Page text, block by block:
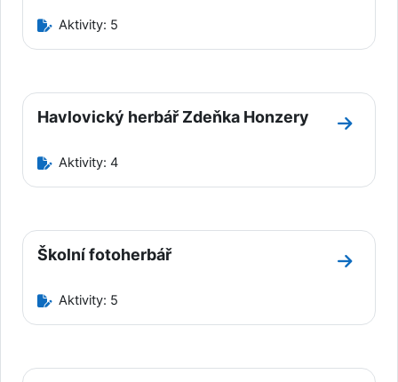
Aktivity: 5
Havlovický herbář Zdeňka Honzery
Přejít
Aktivity: 4
Školní fotoherbář
Přejít
Aktivity: 5